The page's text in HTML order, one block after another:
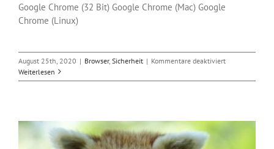
Google Chrome (32 Bit) Google Chrome (Mac) Google
Chrome (Linux)
August 25th, 2020 | Browser, Sicherheit | Kommentare deaktiviertfür
Chrome
Weiterlesen